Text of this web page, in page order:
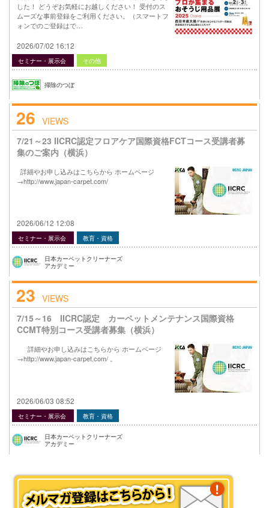
した！ どうぞお気軽にお越しください！ 受付のス
ムーズな事前登録をご利用ください。（スマートフ
ォンでのご登録はで…
2026/07/02 16:12
セミナー・展示会 その他
掃除のつぼ
26 VIEWS
7/21～23 IICRC認定フロアケア国際資格FCTコース受講者募
集のご案内（横浜）
詳細やお申し込みはこちらから ホームページ
→http://www.japan-carpet.com/
2026/06/12 12:08
セミナー・展示会 教育・資格
日本カーペットクリーナーズ
アカデミー
23 VIEWS
7/15～16 IICRC認定 カーペットメンテナンス国際資格
CCMT特別コース受講者募集（横浜）
詳細やお申し込みはこちらから ホームページ
→http://www.japan-carpet.com/ 。
2026/06/03 08:52
セミナー・展示会 教育・資格
日本カーペットクリーナーズ
アカデミー